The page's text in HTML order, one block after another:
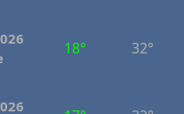
18° 32°